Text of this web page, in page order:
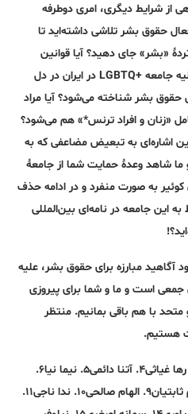
از شرایط دیگری، امری دوطرفه
حقوق بشر تلاشی داشته‌اید تا
«بشر» جای دهید؟ آیا قوانین
اعدام، شلاق و تبعیض نظام‌مند علیه جامعه +LGBTQ در ایران در دل
بشر شناخته می‌شود؟ آیا مراد
«زنان و افراد ترنس*» هم می‌شود؟
اشاره‌ای به تبعیض مضاعفی که به
ما شاهد وعدۀ حمایت شما از جامعۀ
کوئیر به صورت منفرد و در ادامه حذف
این جامعه در نامه‌ای بین‌المللی
مبارزه برای حقوق بشر، علیه
جمعی است و ما و شما برای پیروزی
با هم باقی بمانیم. منتظر
هستیم.
۱. لیلا حسین زاده۲. زهرا صادقی۳. رها غیاثی۴. آتنا دائمی۵. نیما نیا۶.
نگین آرامش۷. بهاره منشی۸. الهام ثابتیان۹. الهام صالحی۱۰. ندا ناجی۱۱.